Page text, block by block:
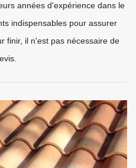
années d'expérience dans le
indispensables pour assurer
finir, il n'est pas nécessaire de